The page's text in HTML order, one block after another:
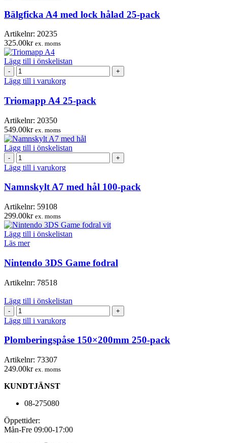
lock
hålad
25-
pack
mängd
Bälgficka A4 med lock hålad 25-pack
Artikelnr: 20235
325.00kr ex. moms
Lägg till i önskelistan
Triomapp
A4
25-
pack
mängd
Lägg till i varukorg
Triomapp A4 25-pack
Artikelnr: 20350
549.00kr ex. moms
Lägg till i önskelistan
Namnskylt
A7
med
hål
100-
pack
mängd
Lägg till i varukorg
Namnskylt A7 med hål 100-pack
Artikelnr: 59108
299.00kr ex. moms
Lägg till i önskelistan
Läs mer
Nintendo 3DS Game fodral
Artikelnr: 78518
Lägg till i önskelistan
Plomberingspåse
150×200mm
250-
pack
mängd
Lägg till i varukorg
Plomberingspåse 150×200mm 250-pack
Artikelnr: 73307
249.00kr ex. moms
KUNDTJÄNST
08-275080
Öppettider:
Mån-Fre 09:00-17:00